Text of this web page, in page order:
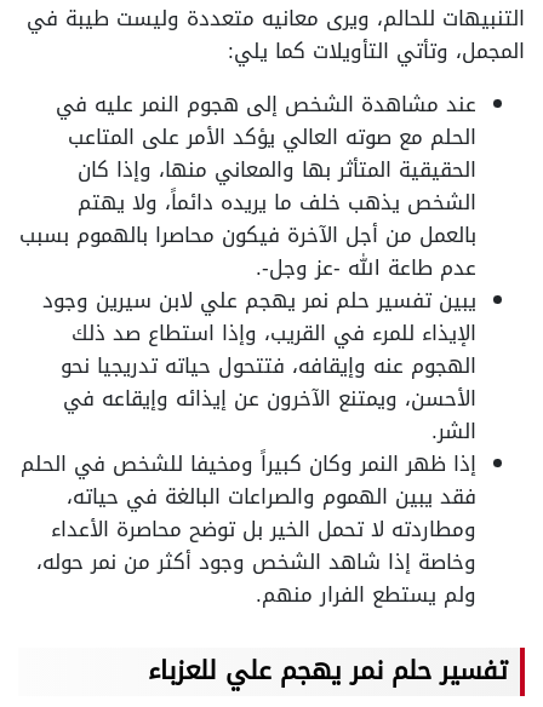
التنبيهات للحالم، ويرى معانيه متعددة وليست طيبة في
المجمل، وتأتي التأويلات كما يلي:
عند مشاهدة الشخص إلى هجوم النمر عليه في
الحلم مع صوته العالي يؤكد الأمر على المتاعب
الحقيقية المتأثر بها والمعاني منها، وإذا كان
الشخص يذهب خلف ما يريده دائماً، ولا يهتم
بالعمل من أجل الآخرة فيكون محاصرا بالهموم بسبب
عدم طاعة الله -عز وجل-.
يبين تفسير حلم نمر يهجم علي لابن سيرين وجود
الإيذاء للمرء في القريب، وإذا استطاع صد ذلك
الهجوم عنه وإيقافه، فتتحول حياته تدريجيا نحو
الأحسن، ويمتنع الآخرون عن إيذائه وإيقاعه في
الشر.
إذا ظهر النمر وكان كبيراً ومخيفا للشخص في الحلم
فقد يبين الهموم والصراعات البالغة في حياته،
ومطاردته لا تحمل الخير بل توضح محاصرة الأعداء
وخاصة إذا شاهد الشخص وجود أكثر من نمر حوله،
ولم يستطع الفرار منهم.
تفسير حلم نمر يهجم علي للعزباء